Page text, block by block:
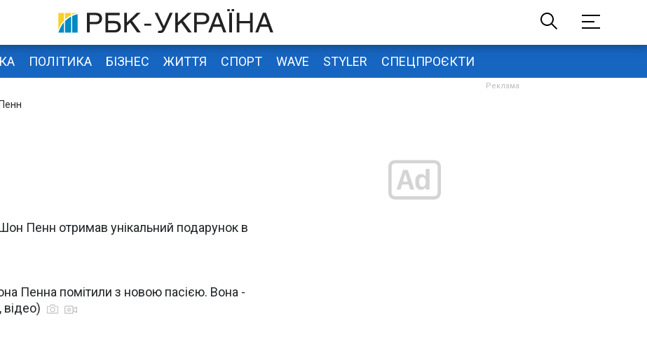
ПОЛІТИКА БІЗНЕС ЖИТТЯ СПОРТ WAVE STYLER СПЕЦПРОЄКТИ
Пенн отримав унікальний подарунок в
Пенна помітили з новою пасією. Вона -